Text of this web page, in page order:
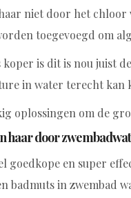
niet door het chloor
toegevoegd om
is dit is nou juist
in water terecht kan
oplossingen om de
haar door
goedkope en super
badmuts in zwembad